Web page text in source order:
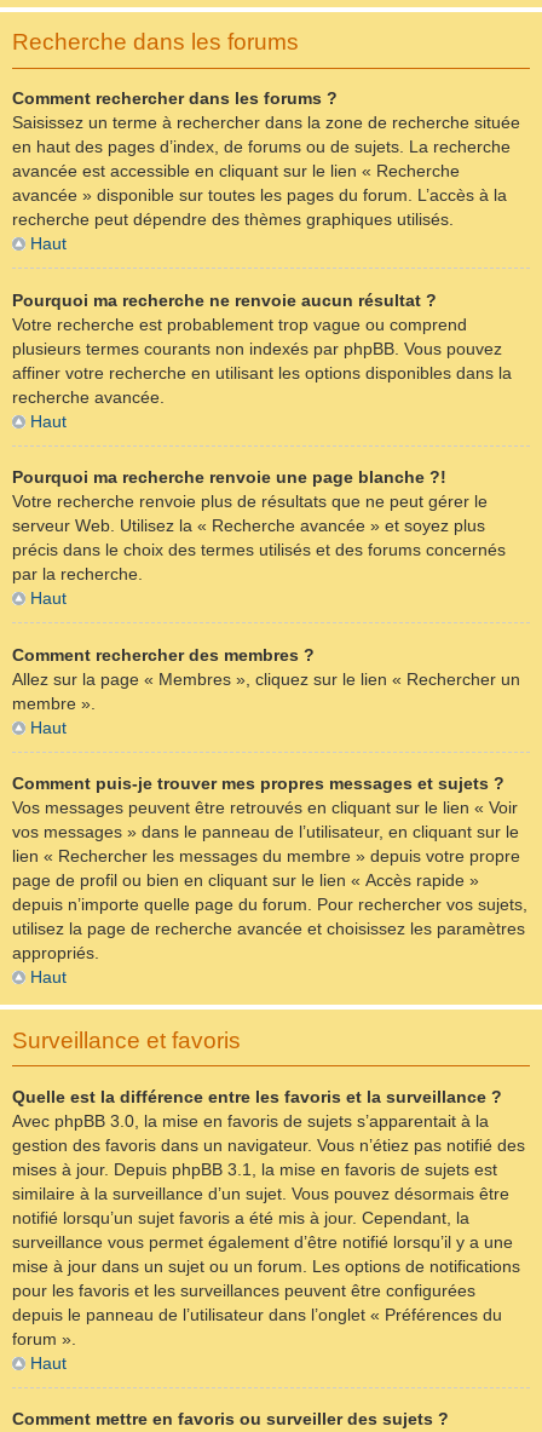
Recherche dans les forums
Comment rechercher dans les forums ?
Saisissez un terme à rechercher dans la zone de recherche située
en haut des pages d’index, de forums ou de sujets. La recherche
avancée est accessible en cliquant sur le lien « Recherche
avancée » disponible sur toutes les pages du forum. L’accès à la
recherche peut dépendre des thèmes graphiques utilisés.
Haut
Pourquoi ma recherche ne renvoie aucun résultat ?
Votre recherche est probablement trop vague ou comprend
plusieurs termes courants non indexés par phpBB. Vous pouvez
affiner votre recherche en utilisant les options disponibles dans la
recherche avancée.
Haut
Pourquoi ma recherche renvoie une page blanche ?!
Votre recherche renvoie plus de résultats que ne peut gérer le
serveur Web. Utilisez la « Recherche avancée » et soyez plus
précis dans le choix des termes utilisés et des forums concernés
par la recherche.
Haut
Comment rechercher des membres ?
Allez sur la page « Membres », cliquez sur le lien « Rechercher un
membre ».
Haut
Comment puis-je trouver mes propres messages et sujets ?
Vos messages peuvent être retrouvés en cliquant sur le lien « Voir
vos messages » dans le panneau de l’utilisateur, en cliquant sur le
lien « Rechercher les messages du membre » depuis votre propre
page de profil ou bien en cliquant sur le lien « Accès rapide »
depuis n’importe quelle page du forum. Pour rechercher vos sujets,
utilisez la page de recherche avancée et choisissez les paramètres
appropriés.
Haut
Surveillance et favoris
Quelle est la différence entre les favoris et la surveillance ?
Avec phpBB 3.0, la mise en favoris de sujets s’apparentait à la
gestion des favoris dans un navigateur. Vous n’étiez pas notifié des
mises à jour. Depuis phpBB 3.1, la mise en favoris de sujets est
similaire à la surveillance d’un sujet. Vous pouvez désormais être
notifié lorsqu’un sujet favoris a été mis à jour. Cependant, la
surveillance vous permet également d’être notifié lorsqu’il y a une
mise à jour dans un sujet ou un forum. Les options de notifications
pour les favoris et les surveillances peuvent être configurées
depuis le panneau de l’utilisateur dans l’onglet « Préférences du
forum ».
Haut
Comment mettre en favoris ou surveiller des sujets ?